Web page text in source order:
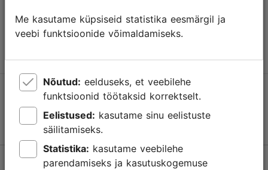
info@visittallinn.ee
Jälgi meid @ VisitTallinn
Me kasutame küpsiseid statistika eesmärgil ja
veebi funktsioonide võimaldamiseks.
Nõutud:
funktsioonid töötaksid korrektselt.
Eelistused:
säilitamiseks.
Statistika:
parendamiseks ja kasutuskogemuse